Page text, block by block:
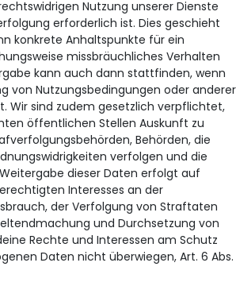
Nutzung unserer Dienste
erforderlich ist. Dies geschieht
konkrete Anhaltspunkte für ein
missbräuchliches Verhalten
kann auch dann stattfinden, wenn
von Nutzungsbedingungen oder anderer
Wir sind zudem gesetzlich verpflichtet,
öffentlichen Stellen Auskunft zu
Behörden, die
verfolgen und die
dieser Daten erfolgt auf
Interesses an der
der Verfolgung von Straftaten
und Durchsetzung von
Rechte und Interessen am Schutz
Daten nicht überwiegen, Art. 6 Abs.